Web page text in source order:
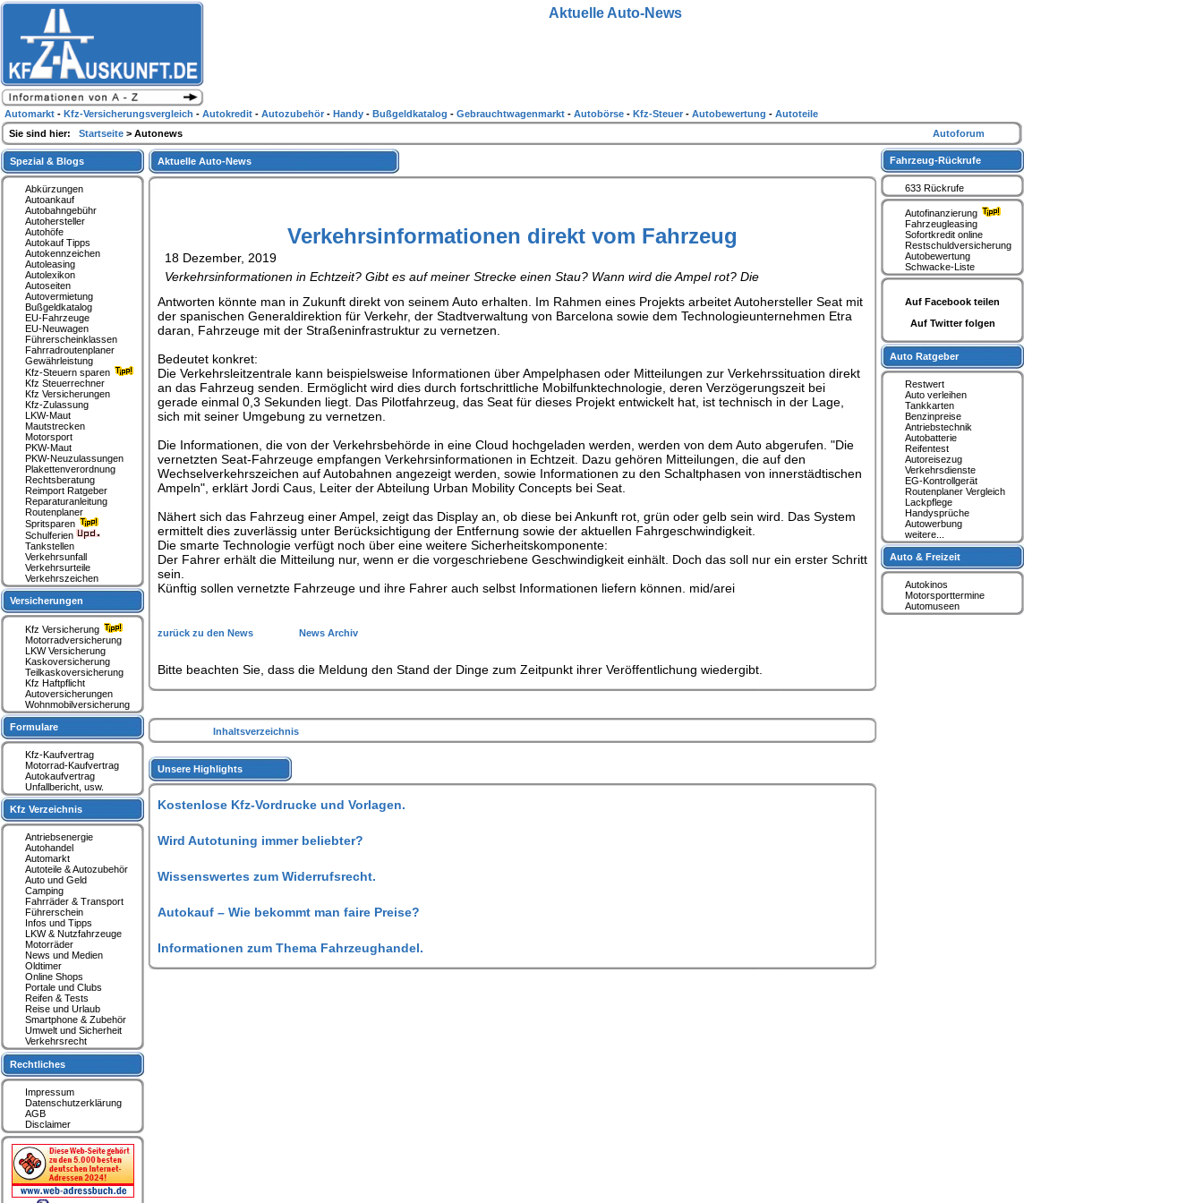
Aktuelle Auto-News
Verkehrsinformationen direkt vom Fahrzeug
18 Dezember, 2019
Verkehrsinformationen in Echtzeit? Gibt es auf meiner Strecke einen Stau? Wann wird die Ampel rot? Die
Antworten könnte man in Zukunft direkt von seinem Auto erhalten. Im Rahmen eines Projekts arbeitet Autohersteller Seat mit
der spanischen Generaldirektion für Verkehr, der Stadtverwaltung von Barcelona sowie dem Technologieunternehmen Etra
daran, Fahrzeuge mit der Straßeninfrastruktur zu vernetzen.
Bedeutet konkret:
Die Verkehrsleitzentrale kann beispielsweise Informationen über Ampelphasen oder Mitteilungen zur Verkehrssituation direkt
an das Fahrzeug senden. Ermöglicht wird dies durch fortschrittliche Mobilfunktechnologie, deren Verzögerungszeit bei
gerade einmal 0,3 Sekunden liegt. Das Pilotfahrzeug, das Seat für dieses Projekt entwickelt hat, ist technisch in der Lage,
sich mit seiner Umgebung zu vernetzen.
Die Informationen, die von der Verkehrsbehörde in eine Cloud hochgeladen werden, werden von dem Auto abgerufen. "Die
vernetzten Seat-Fahrzeuge empfangen Verkehrsinformationen in Echtzeit. Dazu gehören Mitteilungen, die auf den
Wechselverkehrszeichen auf Autobahnen angezeigt werden, sowie Informationen zu den Schaltphasen von innerstädtischen
Ampeln", erklärt Jordi Caus, Leiter der Abteilung Urban Mobility Concepts bei Seat.
Nähert sich das Fahrzeug einer Ampel, zeigt das Display an, ob diese bei Ankunft rot, grün oder gelb sein wird. Das System
ermittelt dies zuverlässig unter Berücksichtigung der Entfernung sowie der aktuellen Fahrgeschwindigkeit.
Die smarte Technologie verfügt noch über eine weitere Sicherheitskomponente:
Der Fahrer erhält die Mitteilung nur, wenn er die vorgeschriebene Geschwindigkeit einhält. Doch das soll nur ein erster Schritt
sein.
Künftig sollen vernetzte Fahrzeuge und ihre Fahrer auch selbst Informationen liefern können. mid/arei
zurück zu den News News Archiv
Bitte beachten Sie, dass die Meldung den Stand der Dinge zum Zeitpunkt ihrer Veröffentlichung wiedergibt.
Inhaltsverzeichnis
Unsere Highlights
Kostenlose Kfz-Vordrucke und Vorlagen.
Wird Autotuning immer beliebter?
Wissenswertes zum Widerrufsrecht.
Autokauf – Wie bekommt man faire Preise?
Informationen zum Thema Fahrzeughandel.
Spezial & Blogs
Abkürzungen
Autoankauf
Autobahngebühr
Autohersteller
Autohöfe
Autokauf Tipps
Autokennzeichen
Autoleasing
Autolexikon
Autoseiten
Autovermietung
Bußgeldkatalog
EU-Fahrzeuge
EU-Neuwagen
Führerscheinklassen
Fahrradroutenplaner
Gewährleistung
Kfz-Steuern sparen
Kfz Steuerrechner
Kfz Versicherungen
Kfz-Zulassung
LKW-Maut
Mautstrecken
Motorsport
PKW-Maut
PKW-Neuzulassungen
Plakettenverordnung
Rechtsberatung
Reimport Ratgeber
Reparaturanleitung
Routenplaner
Spritsparen
Schulferien
Tankstellen
Verkehrsunfall
Verkehrsurteile
Verkehrszeichen
Versicherungen
Kfz Versicherung
Motorradversicherung
LKW Versicherung
Kaskoversicherung
Teilkaskoversicherung
Kfz Haftpflicht
Autoversicherungen
Wohnmobilversicherung
Formulare
Kfz-Kaufvertrag
Motorrad-Kaufvertrag
Autokaufvertrag
Unfallbericht, usw.
Kfz Verzeichnis
Antriebsenergie
Autohandel
Automarkt
Autoteile & Autozubehör
Auto und Geld
Camping
Fahrräder & Transport
Führerschein
Infos und Tipps
LKW & Nutzfahrzeuge
Motorräder
News und Medien
Oldtimer
Online Shops
Portale und Clubs
Reifen & Tests
Reise und Urlaub
Smartphone & Zubehör
Umwelt und Sicherheit
Verkehrsrecht
Rechtliches
Impressum
Datenschutzerklärung
AGB
Disclaimer
Fahrzeug-Rückrufe
633 Rückrufe
Autofinanzierung
Fahrzeugleasing
Sofortkredit online
Restschuldversicherung
Autobewertung
Schwacke-Liste
Auf Facebook teilen
Auf Twitter folgen
Auto Ratgeber
Restwert
Auto verleihen
Tankkarten
Benzinpreise
Antriebstechnik
Autobatterie
Reifentest
Autoreisezug
Verkehrsdienste
EG-Kontrollgerät
Routenplaner Vergleich
Lackpflege
Handysprüche
Autowerbung
weitere...
Auto & Freizeit
Autokinos
Motorsporttermine
Automuseen
Aktuelle Auto-News
Automarkt - Kfz-Versicherungsvergleich - Autokredit - Autozubehör - Handy - Bußgeldkatalog - Gebrauchtwagenmarkt - Autobörse - Kfz-Steuer - Autobewertung - Autoteile
Sie sind hier: Startseite > Autonews Autoforum